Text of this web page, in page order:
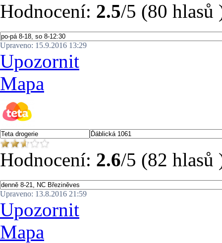
Hodnocení: 2.5/5 (80 hlasů
Upraveno: 15.9.2016 13:29
Upozornit
Mapa
Hodnocení: 2.6/5 (82 hlasů
Upraveno: 13.8.2016 21:59
Upozornit
Mapa